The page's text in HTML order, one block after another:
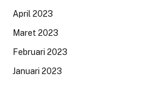
April 2023
Maret 2023
Februari 2023
Januari 2023